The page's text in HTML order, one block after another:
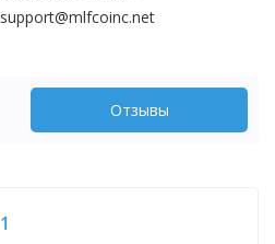
support@mlfcoinc.net
Отзывы
1